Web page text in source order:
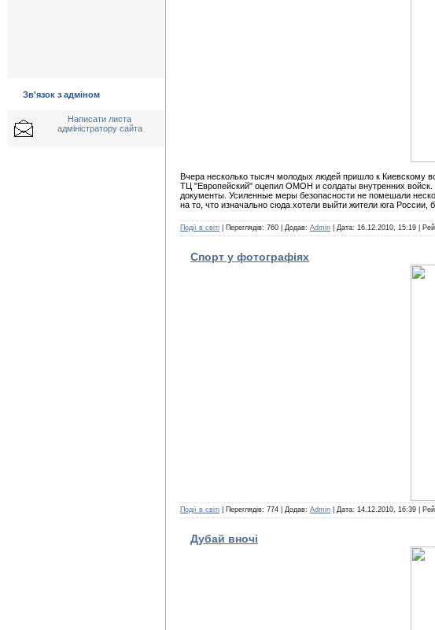
Зв'язок з адміном
Написати листа
адміністратору сайта
Вчера несколько тысяч молодых людей пришло к Киевскому
ТЦ "Европейский" оцепил ОМОН и солдаты внутренних
документы. Усиленные меры безопасности не помешали
на то, что изначально сюда хотели выйти жители юга
Події в світі | Переглядів: 760 | Додав: Admin | Дата: 16.12.2010, 15:19 |
Спорт у фотографіях
Події в світі | Переглядів: 774 | Додав: Admin | Дата: 14.12.2010, 16:39 |
Дубай вночі